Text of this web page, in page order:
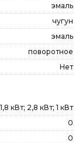
эмаль
чугун
эмаль
поворотное
Нет
кВт; 2,8 кВт; 1 кВт
0
0